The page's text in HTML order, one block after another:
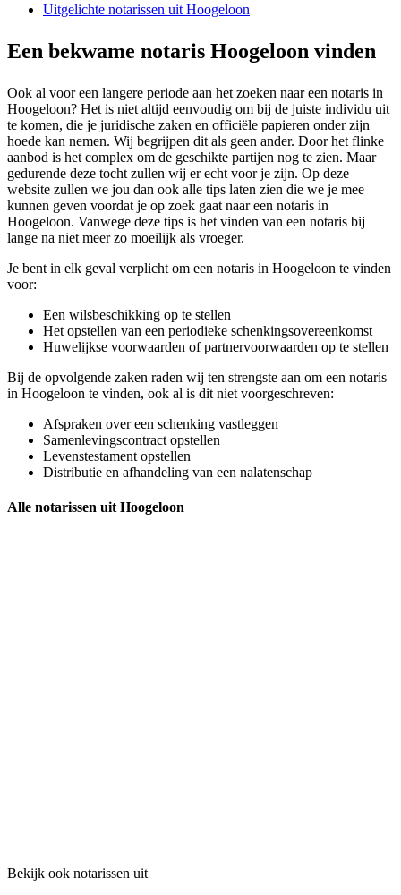
Uitgelichte notarissen uit Hoogeloon
Een bekwame notaris Hoogeloon vinden
Ook al voor een langere periode aan het zoeken naar een notaris in
Hoogeloon? Het is niet altijd eenvoudig om bij de juiste individu uit
te komen, die je juridische zaken en officiële papieren onder zijn
hoede kan nemen. Wij begrijpen dit als geen ander. Door het flinke
aanbod is het complex om de geschikte partijen nog te zien. Maar
gedurende deze tocht zullen wij er echt voor je zijn. Op deze
website zullen we jou dan ook alle tips laten zien die we je mee
kunnen geven voordat je op zoek gaat naar een notaris in
Hoogeloon. Vanwege deze tips is het vinden van een notaris bij
lange na niet meer zo moeilijk als vroeger.
Je bent in elk geval verplicht om een notaris in Hoogeloon te vinden
voor:
Een wilsbeschikking op te stellen
Het opstellen van een periodieke schenkingsovereenkomst
Huwelijkse voorwaarden of partnervoorwaarden op te stellen
Bij de opvolgende zaken raden wij ten strengste aan om een notaris
in Hoogeloon te vinden, ook al is dit niet voorgeschreven:
Afspraken over een schenking vastleggen
Samenlevingscontract opstellen
Levenstestament opstellen
Distributie en afhandeling van een nalatenschap
Alle notarissen uit Hoogeloon
Bekijk ook notarissen uit